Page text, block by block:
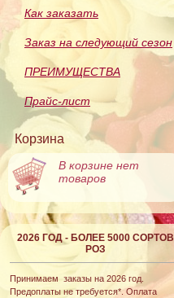
Как заказать
Заказ на следующий сезон
ПРЕИМУЩЕСТВА
Прайс-лист
Корзина
В корзине нет
товаров
2026 ГОД - БОЛЕЕ 5000 СОРТОВ
РОЗ
Принимаем заказы на 2026 год.
Предоплаты не требуется*. Оплата